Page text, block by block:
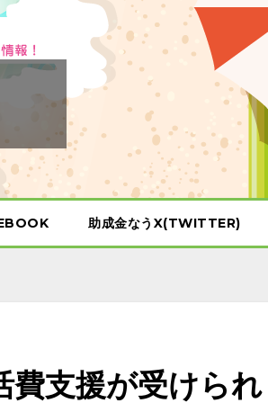
助成金なうX(TWITTER)
支援が受けられ